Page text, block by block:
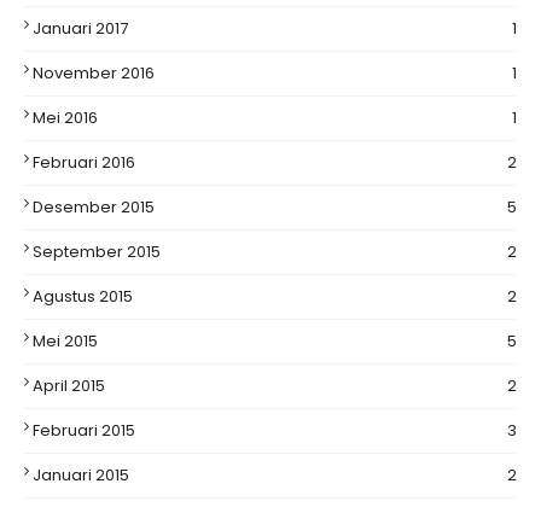
Januari 2017
1
November 2016
1
Mei 2016
1
Februari 2016
2
Desember 2015
5
September 2015
2
Agustus 2015
2
Mei 2015
5
April 2015
2
Februari 2015
3
Januari 2015
2